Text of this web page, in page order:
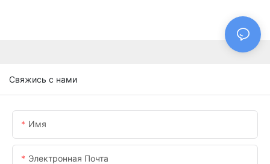
Свяжись с нами
Имя
Электронная Почта